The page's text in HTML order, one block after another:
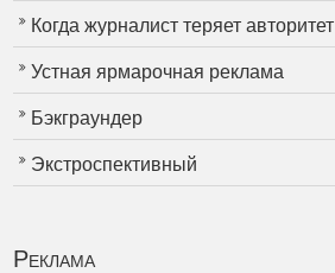
Когда журналист теряет авторитет
Устная ярмарочная реклама
Бэкграундер
Экстроспективный
Реклама